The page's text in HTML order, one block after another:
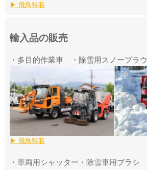
▶ 飛鳥特装
輸入品の販売
・多目的作業車 ・除雪用スノープラウ
▶ 飛鳥特装
・車両用シャッター・除雪車用ブラシ